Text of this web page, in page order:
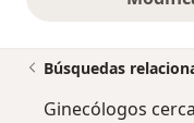
Búsquedas
Ginecólogos